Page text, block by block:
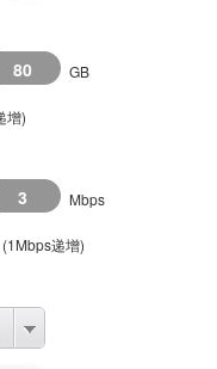
GB
增)
Mbps
(1Mbps递增)